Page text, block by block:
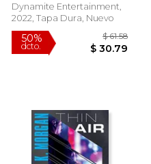
15%
dcto. $
Dynamite Entertainment,
2022, Tapa Dura, Nuevo